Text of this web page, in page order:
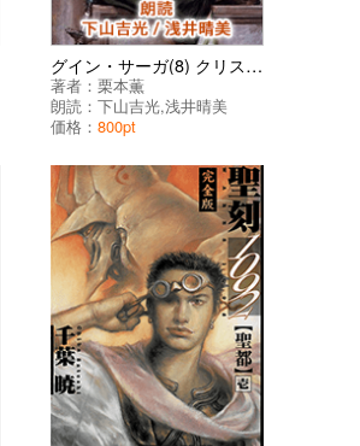
グイン・サーガ(8) クリスタルの陰謀
著者：栗本薫
朗読：下山吉光,浅井晴美
価格：800pt